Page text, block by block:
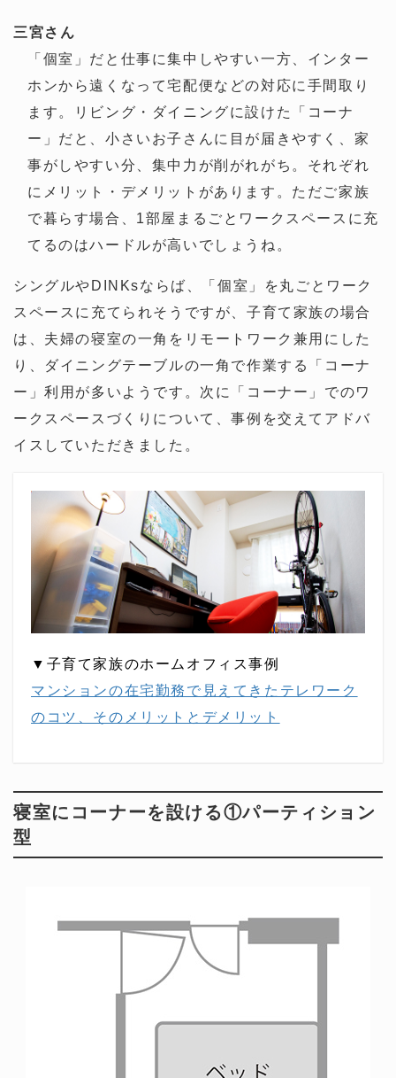
三宮さん
「個室」だと仕事に集中しやすい一方、インター
ホンから遠くなって宅配便などの対応に手間取り
ます。リビング・ダイニングに設けた「コーナ
ー」だと、小さいお子さんに目が届きやすく、家
事がしやすい分、集中力が削がれがち。それぞれ
にメリット・デメリットがあります。ただご家族
で暮らす場合、1部屋まるごとワークスペースに充
てるのはハードルが高いでしょうね。
シングルやDINKsならば、「個室」を丸ごとワーク
スペースに充てられそうですが、子育て家族の場合
は、夫婦の寝室の一角をリモートワーク兼用にした
り、ダイニングテーブルの一角で作業する「コーナ
ー」利用が多いようです。次に「コーナー」でのワ
ークスペースづくりについて、事例を交えてアドバ
イスしていただきました。
▼子育て家族のホームオフィス事例
マンションの在宅勤務で見えてきたテレワーク
のコツ、そのメリットとデメリット
寝室にコーナーを設ける①パーティション
型